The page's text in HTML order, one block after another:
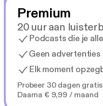
Premium
20 uur aan
Podcasts die je
Geen
Elk moment
Probeer 30 dagen gratis
Daarna € 9,99 / maand